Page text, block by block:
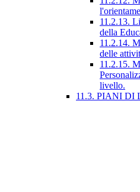
11.2.13.
della
11.2.14.
delle
11.2.15.
livello.
11.3. PIANI DI